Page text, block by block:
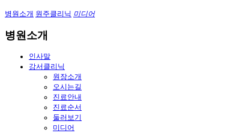
병원소개 원주클리닉 미디어
병원소개
인사말
강서클리닉
원장소개
오시는길
진료안내
진료순서
둘러보기
미디어